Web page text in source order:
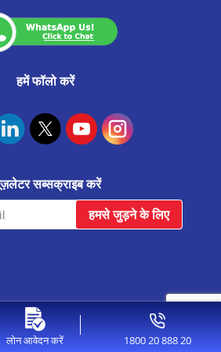
लोन
लोन आवेदन करें 1800 20 888 20
हमें फॉलो करें
सब्सक्राइब करें
हमसे जुड़ने के लिए
All Rights Reserved.